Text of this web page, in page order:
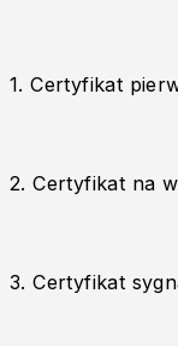
1. Certyfikat
2. Certyfikat na
3. Certyfikat